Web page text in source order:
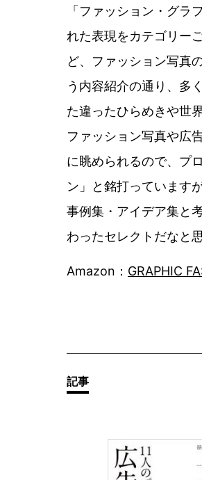
「ファッション・グ
れた表現をカテゴリー
ど、ファッション写真
う内容紹介の通り、多
た違ったひらめきや世
ファッション写真や広
に眺められるので、プ
ン」と銘打っています
事例集・アイデア集と
わったセレクトだなと
Amazon： GRAPHIC
その他の
記事